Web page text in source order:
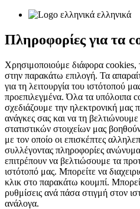
ελληνικά
Πληροφορίες για τα
Χρησιμοποιούμε διάφορα cookies,
στην παρακάτω επιλογή. Τα
για τη λειτουργία του ιστότοπού
προεπιλεγμένα. Όλα τα υπόλοιπα
σχεδιάζουμε την ηλεκτρονική
ανάγκες σας και να τη
στατιστικών στοιχείων μας
με τον οποίο οι επισκέπτες
συλλέγοντας πληροφορίες
επιτρέπουν να βελτιώσουμε τα
ιστότοπό μας. Μπορείτε να
κλικ στο παρακάτω κουμπί.
ρυθμίσεις ανά πάσα στιγμή στον
ανάλογα.